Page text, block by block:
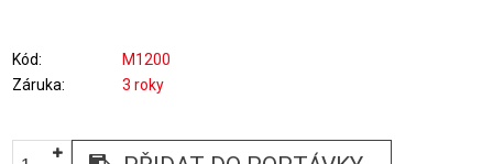
Kód
M1200
Záruka
3 roky